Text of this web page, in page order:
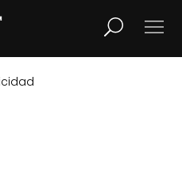
LIFESTYLE